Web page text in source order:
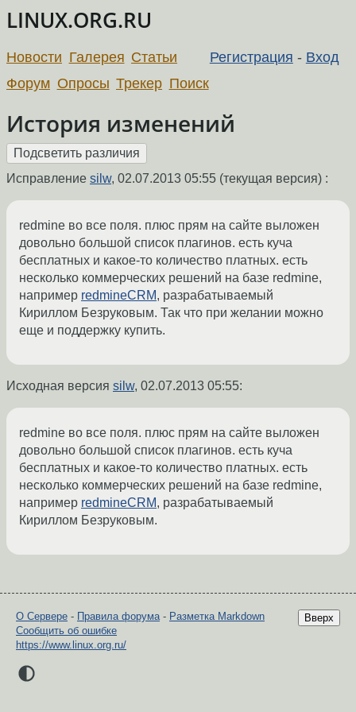
LINUX.ORG.RU
Регистрация - Вход
Новости Галерея Статьи
Форум Опросы Трекер Поиск
История изменений
Исправление silw, 02.07.2013 05:55 (текущая версия) :
redmine во все поля. плюс прям на сайте выложен
довольно большой список плагинов. есть куча
бесплатных и какое-то количество платных. есть
несколько коммерческих решений на базе redmine,
например redmineCRM, разрабатываемый
Кириллом Безруковым. Так что при желании можно
еще и поддержку купить.
Исходная версия silw, 02.07.2013 05:55:
redmine во все поля. плюс прям на сайте выложен
довольно большой список плагинов. есть куча
бесплатных и какое-то количество платных. есть
несколько коммерческих решений на базе redmine,
например redmineCRM, разрабатываемый
Кириллом Безруковым.
Вверх
О Сервере - Правила форума- Разметка Markdown
Сообщить об ошибке
https://www.linux.org.ru/